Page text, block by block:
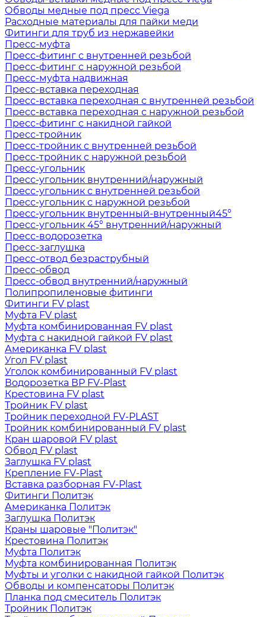
Обводы медные под пресс Viega
Расходные материалы для пайки меди
Фитинги для труб из нержавейки
Пресс-муфта
Пресс-фитинг с внутренней резьбой
Пресс-фитинг с наружной резьбой
Пресс-муфта надвижная
Пресс-вставка переходная
Пресс-вставка переходная с внутренней резьбой
Пресс-вставка переходная с наружной резьбой
Пресс-фитинг с накидной гайкой
Пресс-тройник
Пресс-тройник с внутренней резьбой
Пресс-тройник с наружной резьбой
Пресс-угольник
Пресс-угольник внутренний/наружный
Пресс-угольник с внутренней резьбой
Пресс-угольник с наружной резьбой
Пресс-угольник внутренный-внутренный45°
Пресс-угольник 45° внутренний/наружный
Пресс-водорозетка
Пресс-заглушка
Пресс-отвод безраструбный
Пресс-обвод
Пресс-обвод внутренний/наружный
Полипропиленовые фитинги
Фитинги FV plast
Муфта FV plast
Муфта комбинированная FV plast
Муфта с накидной гайкой FV plast
Американка FV plast
Угол FV plast
Уголок комбинированный FV plast
Водорозетка ВР FV-Plast
Крестовина FV plast
Тройник FV plast
Тройник переходной FV-PLAST
Тройник комбинированный FV plast
Кран шаровой FV plast
Обвод FV plast
Заглушка FV plast
Крепление FV-Plast
Вставка разборная FV-Plast
Фитинги Политэк
Американка Политэк
Заглушка Политэк
Краны шаровые "Политэк"
Крестовина Политэк
Муфта Политэк
Муфта комбинированная Политэк
Муфты и уголки с накидной гайкой Политэк
Обводы и компенсаторы Политэк
Планка под смеситель Политэк
Тройник Политэк